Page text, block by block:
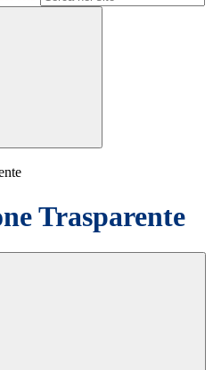
Trasparente